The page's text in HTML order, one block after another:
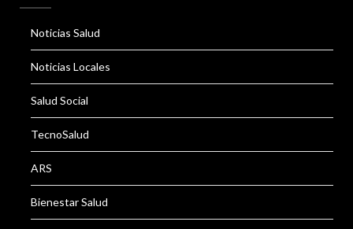
Noticias Salud
Noticias Locales
Salud Social
TecnoSalud
ARS
Bienestar Salud